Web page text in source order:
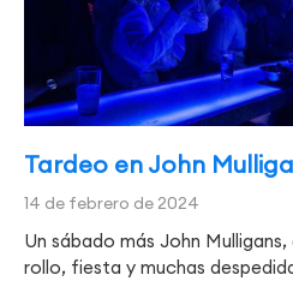
Tardeo en John
14 de febrero de 2024
Un sábado más John
rollo, fiesta y muchas